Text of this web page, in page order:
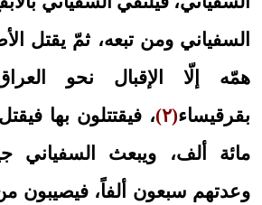
السفياني ومن تبعه، ثمّ يقتل
همّه إلّا الإقبال نحو
بقرقيساء(٢)
، فيقتتلون بها
مائة ألف، ويبعث السفياني
وعدتهم سبعون ألفاً، فيصيبون